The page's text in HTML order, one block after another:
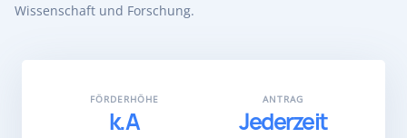
Wissenschaft und Forschung.
FÖRDERHÖHE
k.A
ANTRAG
Jederzeit